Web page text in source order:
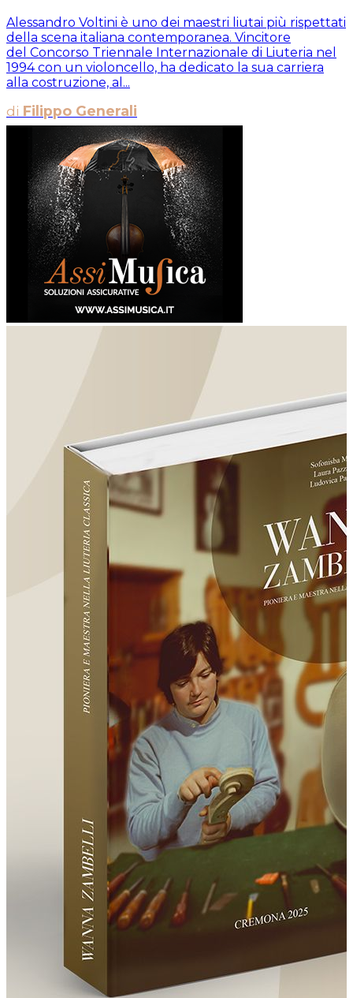
Alessandro Voltini è uno dei maestri liutai più rispettati
della scena italiana contemporanea. Vincitore
del Concorso Triennale Internazionale di Liuteria nel
1994 con un violoncello, ha dedicato la sua carriera
alla costruzione, al...
di Filippo Generali